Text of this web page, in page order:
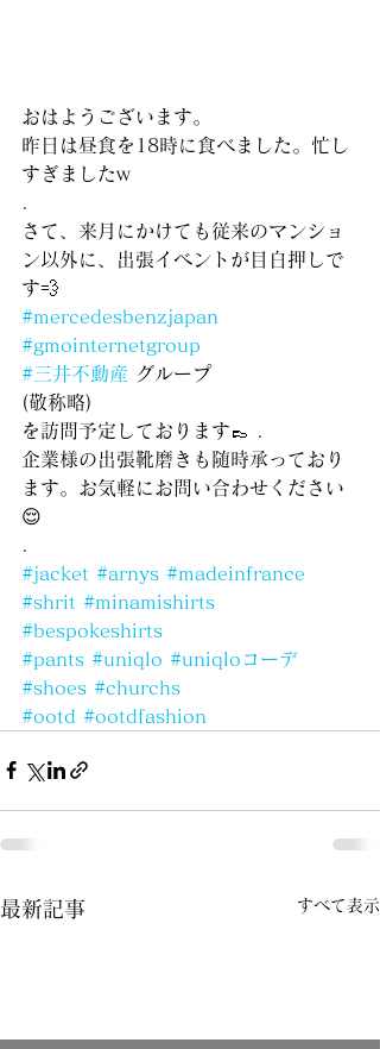
おはようございます。
昨日は昼食を18時に食べました。忙し
すぎましたw
さて、来月にかけても従来のマンショ
ン以外に、出張イベントが目白押しで
す💨
#mercedesbenzjapan
#gmointernetgroup
#三井不動産 グループ
(敬称略)
を訪問予定しております👞 .
企業様の出張靴磨きも随時承っており
ます。お気軽にお問い合わせください
😌
#jacket #arnys #madeinfrance
#shrit #minamishirts
#bespokeshirts
#pants #uniqlo #uniqloコーデ
#shoes #churchs
#ootd #ootdfashion
最新記事 すべて表示